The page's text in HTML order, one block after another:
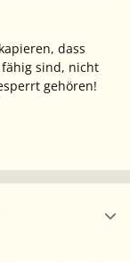
dass
fähig sind, nicht
gehören!